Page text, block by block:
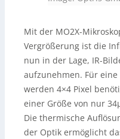
Mit der MO2X-
Vergrößerung ist die
nun in der Lage, IR-
aufzunehmen. Für
werden 4×4 Pixel
einer Größe von nur
Die thermische
der Optik ermöglicht